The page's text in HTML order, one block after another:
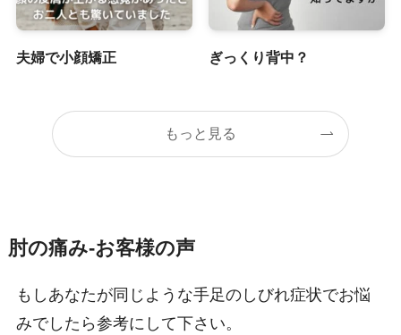
夫婦で小顔矯正 ぎっくり背中？
もっと見る
肘の痛み-お客様の声
もしあなたが同じような手足のしびれ症状でお悩
みでしたら参考にして下さい。